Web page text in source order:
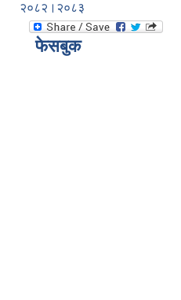
२०८२।२०८३
फेसबुक